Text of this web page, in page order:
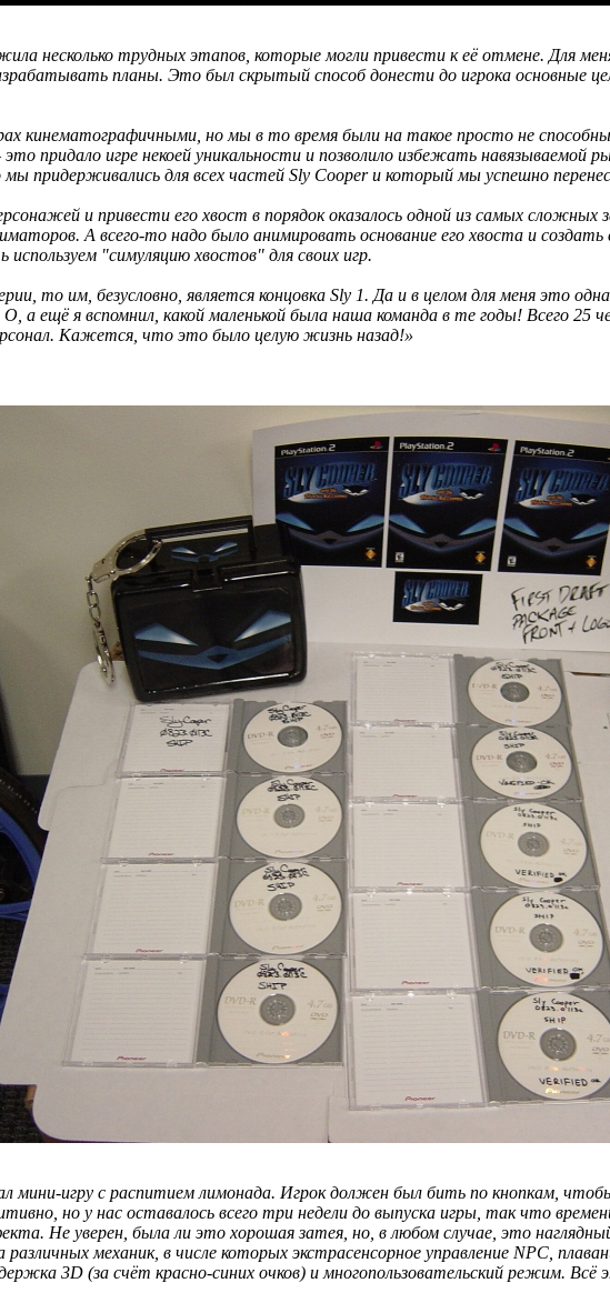
несколько трудных этапов, которые могли привести к её отмене. Для
планы. Это был скрытый способ донести до игрока основные
кинематографичными, но мы в то время были на такое просто не
придало игре некоей уникальности и позволило избежать
придерживались для всех частей Sly Cooper и который мы успешно
и привести его хвост в порядок оказалось одной из самых
А всего-то надо было анимировать основание его хвоста и
"симуляцию хвостов" для своих игр.
то им, безусловно, является концовка Sly 1. Да и в целом для меня это
а ещё я вспомнил, какой маленькой была наша команда в те годы! Всего
Кажется, что это было целую жизнь назад!»
мини-игру с распитием лимонада. Игрок должен был бить по кнопкам,
но у нас оставалось всего три недели до выпуска игры, так что
Не уверен, была ли это хорошая затея, но, в любом случае, это
механик, в числе которых экстрасенсорное управление NPC,
3D (за счёт красно-синих очков) и многопользовательский режим.